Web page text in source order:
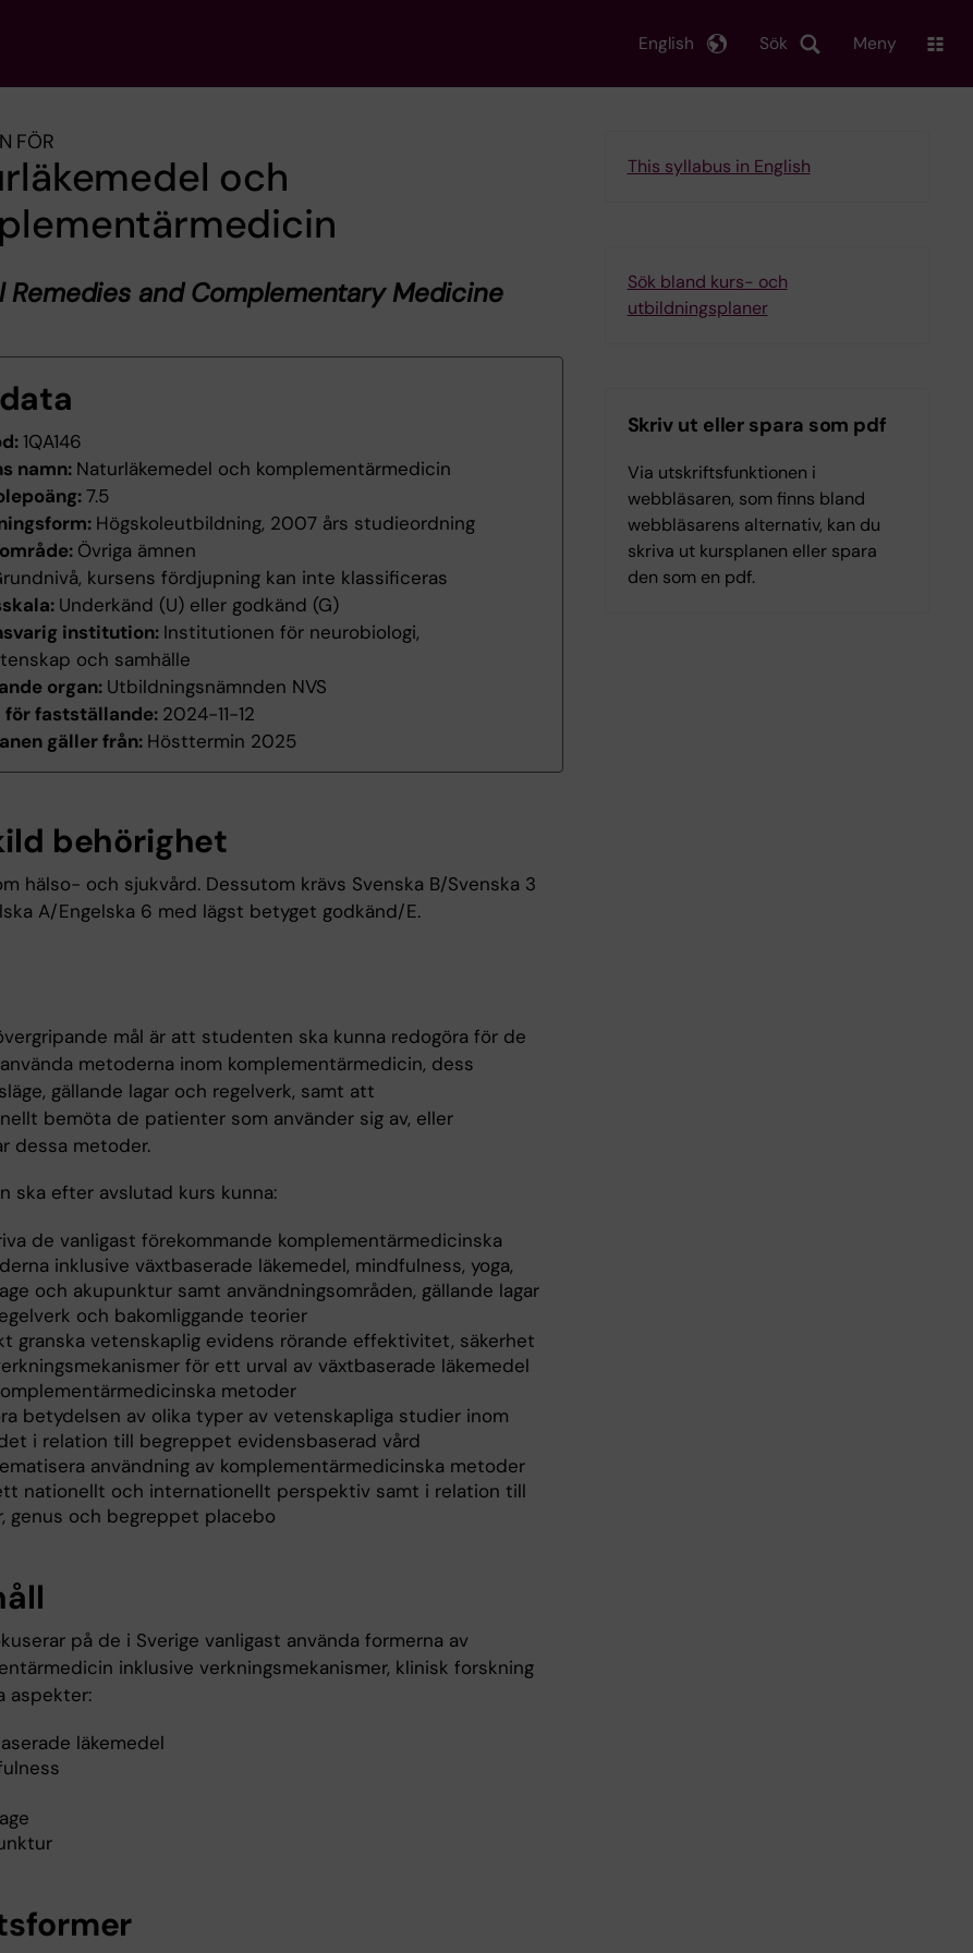
Sök
English Meny
FÖR
och
Remedies and Complementary Medicine
1QA146
namn: Naturläkemedel och komplementärmedicin
7.5
Högskoleutbildning, 2007 års studieordning
Övriga ämnen
kursens fördjupning kan inte klassificeras
Underkänd (U) eller godkänd (G)
institution: Institutionen för neurobiologi,
och samhälle
organ: Utbildningsnämnden NVS
för fastställande: 2024-11-12
gäller från: Hösttermin 2025
behörighet
hälso- och sjukvård. Dessutom krävs Svenska B/Svenska 3
A/Engelska 6 med lägst betyget godkänd/E.
mål är att studenten ska kunna redogöra för de
metoderna inom komplementärmedicin, dess
gällande lagar och regelverk, samt att
bemöta de patienter som använder sig av, eller
dessa metoder.
ska efter avslutad kurs kunna:
de vanligast förekommande komplementärmedicinska
inklusive växtbaserade läkemedel, mindfulness, yoga,
och akupunktur samt användningsområden, gällande lagar
och bakomliggande teorier
granska vetenskaplig evidens rörande effektivitet, säkerhet
för ett urval av växtbaserade läkemedel
metoder
betydelsen av olika typer av vetenskapliga studier inom
i relation till begreppet evidensbaserad vård
användning av komplementärmedicinska metoder
nationellt och internationellt perspektiv samt i relation till
genus och begreppet placebo
på de i Sverige vanligast använda formerna av
inklusive verkningsmekanismer, klinisk forskning
aspekter:
läkemedel
This syllabus in English
Sök bland kurs- och
utbildningsplaner
Skriv ut eller spara som pdf
Via utskriftsfunktionen i
webbläsaren, som finns bland
webbläsarens alternativ, kan du
skriva ut kursplanen eller spara
den som en pdf.